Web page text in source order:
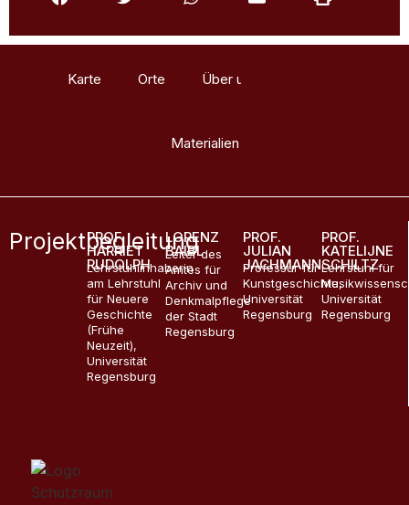
Karte Orte Über uns
Materialien
Projektbegleitung
PROF.
HARRIET
RUDOLPH
Lehrstuhlinhaberin
am Lehrstuhl
für Neuere
Geschichte
(Frühe
Neuzeit),
Universität
Regensburg
LORENZ
BAIBL
Leiter des
Amtes für
Archiv und
Denkmalpflege
der Stadt
Regensburg
PROF.
JULIAN
JACHMANN
Professur für
Kunstgeschichte,
Universität
Regensburg
PROF.
KATELIJNE
SCHILTZ
Lehrstuhl für
Universität
Regensburg